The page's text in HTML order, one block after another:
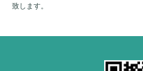
致します。